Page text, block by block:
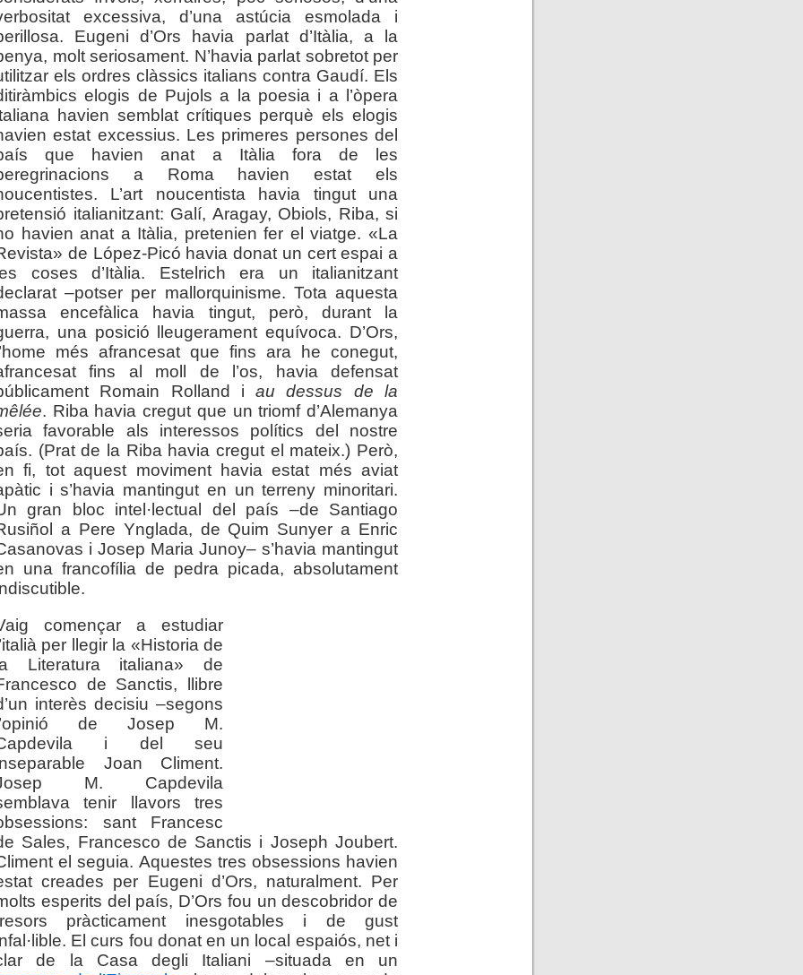
excessiva, d’una astúcia esmolada i
Eugeni d’Ors havia parlat d’Itàlia, a la
molt seriosament. N’havia parlat sobretot per
els ordres clàssics italians contra Gaudí. Els
elogis de Pujols a la poesia i a l’òpera
havien semblat crítiques perquè els elogis
estat excessius. Les primeres persones del
que havien anat a Itàlia fora de les
a Roma havien estat els
L’art noucentista havia tingut una
italianitzant: Galí, Aragay, Obiols, Riba, si
havien anat a Itàlia, pretenien fer el viatge. «La
de López-Picó havia donat un cert espai a
coses d’Itàlia. Estelrich era un italianitzant
–potser per mallorquinisme. Tota aquesta
encefàlica havia tingut, però, durant la
una posició lleugerament equívoca. D’Ors,
més afrancesat que fins ara he conegut,
fins al moll de l’os, havia defensat
Romain Rolland iau dessus de la
. Riba havia cregut que un triomf d’Alemanya
favorable als interessos polítics del nostre
(Prat de la Riba havia cregut el mateix.) Però,
fi, tot aquest moviment havia estat més aviat
i s’havia mantingut en un terreny minoritari.
gran bloc intel·lectual del país –de Santiago
a Pere Ynglada, de Quim Sunyer a Enric
i Josep Maria Junoy– s’havia mantingut
una francofília de pedra picada, absolutament
començar a estudiar
per llegir la «Historia de
Literatura italiana» de
de Sanctis, llibre
interès decisiu –segons
de Josep M.
i del seu
Joan Climent.
M. Capdevila
tenir llavors tres
sant Francesc
Sales, Francesco de Sanctis i Joseph Joubert.
el seguia. Aquestes tres obsessions havien
creades per Eugeni d’Ors, naturalment. Per
esperits del país, D’Ors fou un descobridor de
pràcticament inesgotables i de gust
El curs fou donat en un local espaiós, net i
de la Casa degli Italiani –situada en un